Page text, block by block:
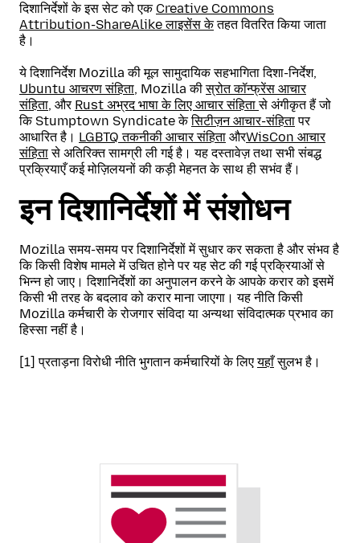
दिशानिर्देशों के इस सेट को एक Creative Commons
Attribution-ShareAlike लाइसेंस केतहत वितरित किया जाता
है।
ये दिशानिर्देश Mozilla की मूल सामुदायिक सहभागिता दिशा-निर्देश,
Ubuntu आचरण संहिता, Mozilla कीस्रोत कॉन्फ्रेंस आचार
संहिता, और Rust अभ्रद भाषा के लिए आचार संहितासे अंगीकृत हैं जो
कि Stumptown Syndicate केसिटीज़न आचार-संहितापर
आधारित है। LGBTQ तकनीकी आचार संहिता औरWisCon आचार
संहितासे अतिरिक्त सामग्री ली गई है। यह दस्तावेज़ तथा सभी संबद्ध
प्रक्रियाएँ कई मोज़िलयनों की कड़ी मेहनत के साथ ही सभंव हैं।
इन दिशानिर्देशों में संशोधन
Mozilla समय-समय पर दिशानिर्देशों में सुधार कर सकता है और संभव है
कि किसी विशेष मामले में उचित होने पर यह सेट की गई प्रक्रियाओं से
भिन्न हो जाए। दिशानिर्देशों का अनुपालन करने के आपके करार को इसमें
किसी भी तरह के बदलाव को करार माना जाएगा। यह नीति किसी
Mozilla कर्मचारी के रोजगार संविदा या अन्यथा संविदात्मक प्रभाव का
हिस्सा नहीं है।
[1] प्रताड़ना विरोधी नीति भुगतान कर्मचारियों के लिएयहाँसुलभ है।